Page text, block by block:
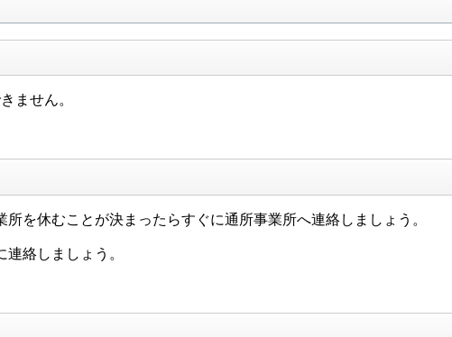
ません。
を休むことが決まったらすぐに通所事業所へ連絡しましょう。
絡しましょう。